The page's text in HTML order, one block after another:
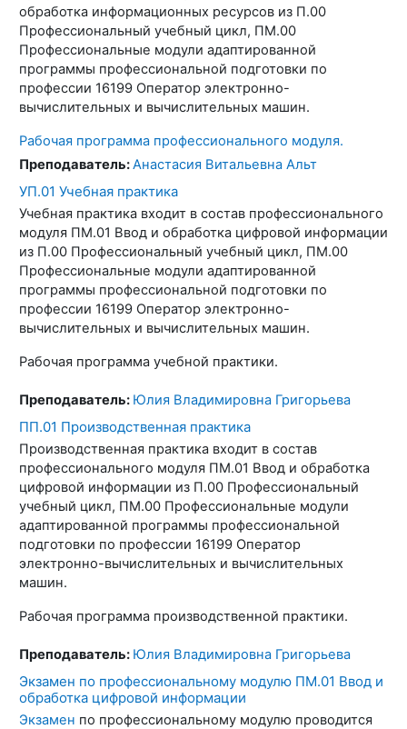
обработка информационных ресурсов из П.00
Профессиональный учебный цикл, ПМ.00
Профессиональные модули адаптированной
программы профессиональной подготовки по
профессии 16199 Оператор электронно-
вычислительных и вычислительных машин.
Рабочая программа профессионального модуля.
Преподаватель:Анастасия Витальевна Альт
УП.01 Учебная практика
Учебная практика входит в состав профессионального
модуля ПМ.01 Ввод и обработка цифровой информации
из П.00 Профессиональный учебный цикл, ПМ.00
Профессиональные модули адаптированной
программы профессиональной подготовки по
профессии 16199 Оператор электронно-
вычислительных и вычислительных машин.
Рабочая программа учебной практики.
Преподаватель: Юлия Владимировна Григорьева
ПП.01 Производственная практика
Производственная практика входит в состав
профессионального модуля ПМ.01 Ввод и обработка
цифровой информации из П.00 Профессиональный
учебный цикл, ПМ.00 Профессиональные модули
адаптированной программы профессиональной
подготовки по профессии 16199 Оператор
электронно-вычислительных и вычислительных
машин.
Рабочая программа производственной практики.
Преподаватель: Юлия Владимировна Григорьева
Экзамен по профессиональному модулю ПМ.01 Ввод и
обработка цифровой информации
Экзамен по профессиональному модулю проводится